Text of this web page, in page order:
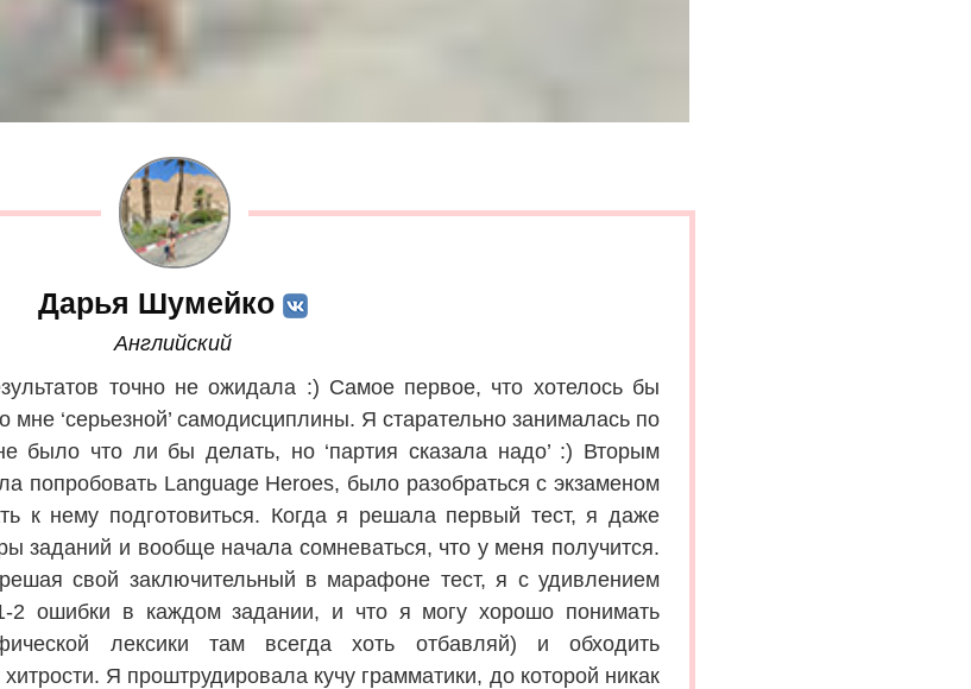
Дарья Шумейко
Английский
точно не ожидала :) Самое первое, что хотелось бы
мне ‘серьезной’ самодисциплины. Я старательно занималась по
было что ли бы делать, но ‘партия сказала надо’ :) Вторым
попробовать Language Heroes, было разобраться с экзаменом
к нему подготовиться. Когда я решала первый тест, я даже
заданий и вообще начала сомневаться, что у меня получится.
свой заключительный в марафоне тест, я с удивлением
2 ошибки в каждом задании, и что я могу хорошо понимать
лексики там всегда хоть отбавляй) и обходить
Я проштрудировала кучу грамматики, до которой никак